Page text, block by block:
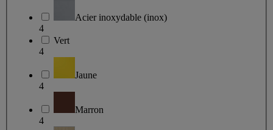
Acier inoxydable (inox)
4
Vert
4
Jaune
4
Marron
4